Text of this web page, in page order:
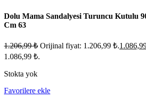
Dolu Mama Sandalyesi Turuncu Kutulu
Cm 63
1.206,99₺ Orijinal fiyat: 1.206,99 ₺.
1.086,99 ₺.
Stokta yok
Favorilere ekle